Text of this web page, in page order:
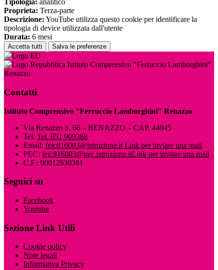
Tipologia: analitico
Proprieta: Terza-parte
Descrizione: YouTube utilizza questo cookie per identificare la
tipologia di device utilizzata dall'utente
Durata: 6 mesi
Accetta tutti Salva le preferenze
Istituto Comprensivo "Ferruccio Lamborghini"
Renazzo
Contatti
Istituto Comprensivo "Ferruccio Lamborghini" Renazzo
Via Renazzo n. 66 – RENAZZO – CAP. 44045
Tel: Tel. 051 909388
Email: feic816003@istruzione.it Link per inviare una mail
PEC: feic816003@pec.istruzione.itLink per inviare una mail
C.F.: 90012630381
Seguici su
Facebook
Youtube
Sezione Link Utili
Cookie policy
Note legali
Informativa Privacy